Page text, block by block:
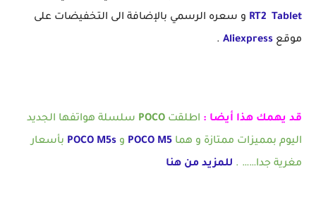
RT2
Tablet
و سعره الرسمي بالإضافة الى التخفيضات على
موقع Aliexpress
.
قد يهمك هذا أيضا : اطلقت POCO سلسلة هواتفها الجديد
اليوم بمميزات ممتازة و هما POCO M5 و POCO M5s بأسعار
مغرية جدا…… . للمزيد من هنا